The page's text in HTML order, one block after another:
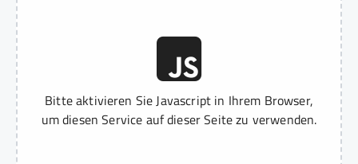
Bitte aktivieren Sie Javascript in Ihrem Browser,
um diesen Service auf dieser Seite zu verwenden.